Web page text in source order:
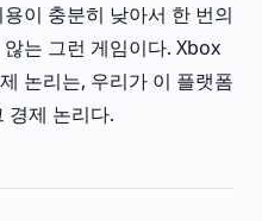
이 충분히 낮아서 한 번의
는 그런 게임이다. Xbox
논리는, 우리가 이 플랫폼
경제 논리다.